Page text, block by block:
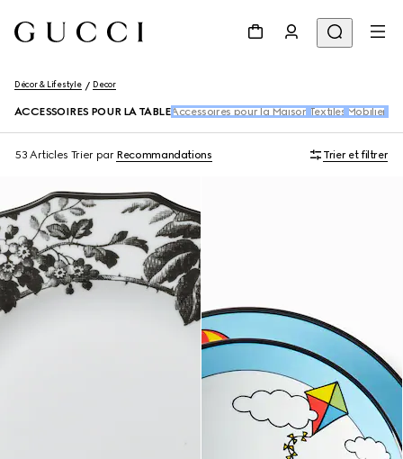
Décor & Lifestyle Decor
ACCESSOIRES POUR LA TABLE Accessoires pour la Maison Textiles Mobilier
53 Articles Trier par Recommandations Trier et filtrer